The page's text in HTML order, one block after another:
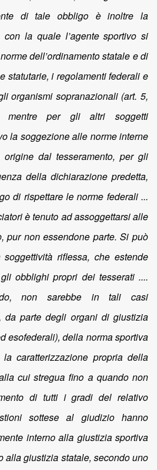
di tale obbligo è inoltre la
la quale l’agente sportivo si
dell’ordinamento statale e di
statutarie, i regolamenti federali e
organismi sopranazionali (art. 5,
mentre per gli altri soggetti
la soggezione alle norme interne
dal tesseramento, per gli
della dichiarazione predetta,
di rispettare le norme federali ...
è tenuto ad assoggettarsi alle
pur non essendone parte. Si può
riflessa, che estende
obblighi propri dei tesserati ....
non sarebbe in tali casi
da parte degli organi di giustizia
esofederali), della norma sportiva
caratterizzazione propria della
cui stregua fino a quando non
di tutti i gradi del relativo
sottese al giudizio hanno
interno alla giustizia sportiva
alla giustizia statale, secondo uno